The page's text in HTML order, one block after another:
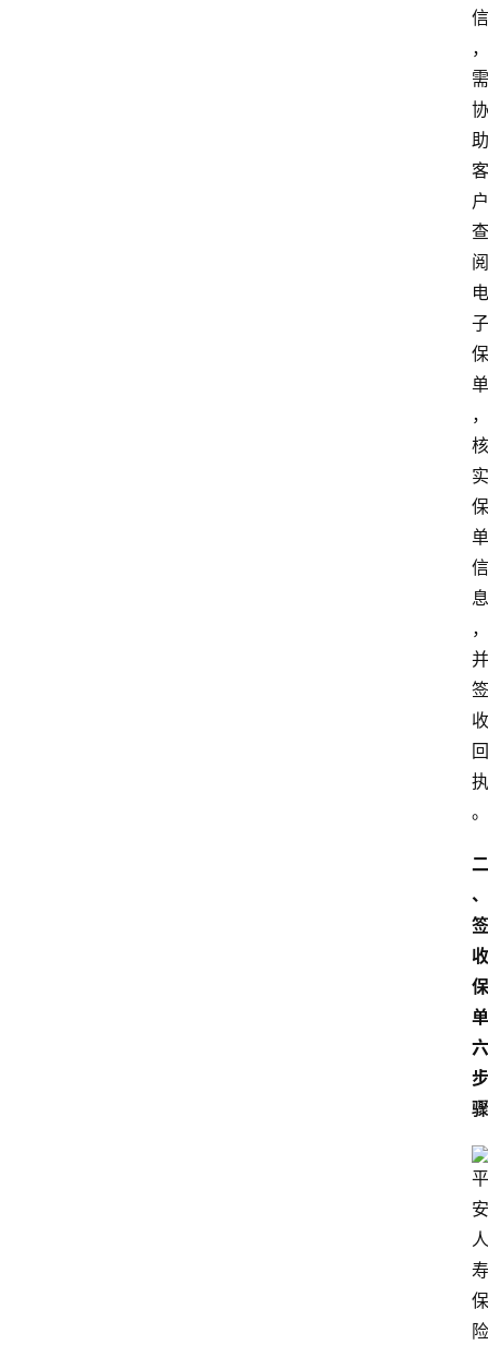
信
，
需
协
助
客
户
查
阅
电
子
保
单
，
核
实
保
单
信
息
，
并
签
收
回
执
。
二
、
签
收
保
单
六
步
骤